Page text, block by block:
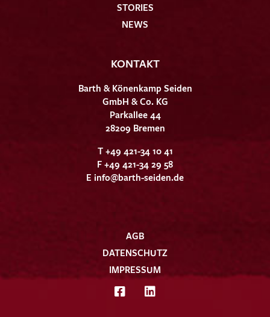
STORIES
NEWS
KONTAKT
Barth & Könenkamp Seiden
GmbH & Co. KG
Parkallee 44
28209 Bremen
T +49 421-34 10 41
F +49 421-34 29 58
E info@barth-seiden.de
AGB
DATENSCHUTZ
IMPRESSUM